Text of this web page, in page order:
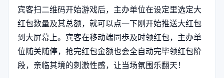
宾客扫二维码开始游戏后，主办单位在设定里选定大
红包数量及其总额，就可以点一下刚开始推送大红包
到大屏幕上。宾客在移动端同歩及时领红包，主办单
位随关随停，抢完红包金额也会全自动完毕领红包阶
段，亲临其境的刺激性感，让当场氛围乐翻天！